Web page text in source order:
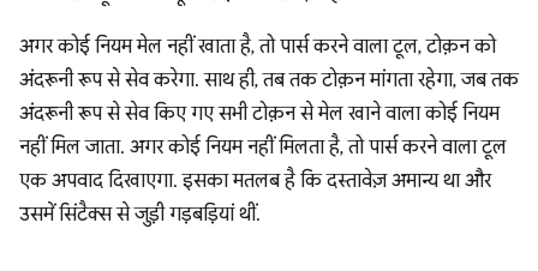
अगर कोई नियम मेल नहीं खाता है, तो पार्स करने वाला टूल, टोक़न को
अंदरूनी रूप से सेव करेगा. साथ ही, तब तक टोक़न मांगता रहेगा, जब तक
अंदरूनी रूप से सेव किए गए सभी टोक़न से मेल खाने वाला कोई नियम
नहीं मिल जाता. अगर कोई नियम नहीं मिलता है, तो पार्स करने वाला टूल
एक अपवाद दिखाएगा. इसका मतलब है कि दस्तावेज़ अमान्य था और
उसमें सिंटैक्स से जुड़ी गड़बड़ियां थीं.